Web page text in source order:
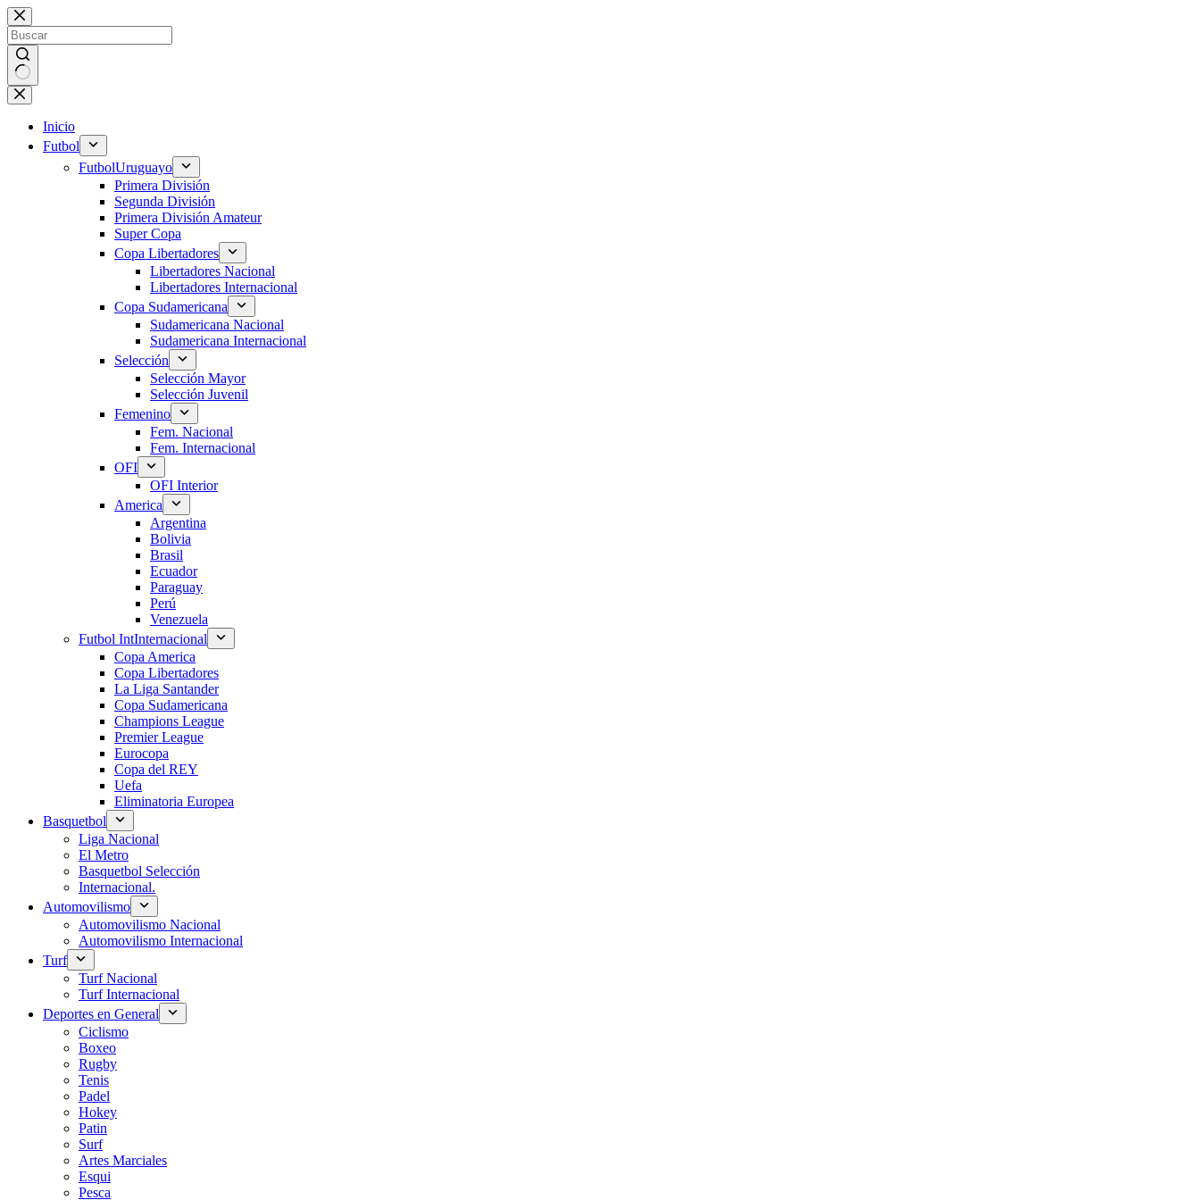
Saltar
al
contenido
Sin
resultados
Inicio
Futbol
FutbolUruguayo
Primera División
Segunda División
Primera División Amateur
Super Copa
Copa Libertadores
Libertadores Nacional
Libertadores Internacional
Copa Sudamericana
Sudamericana Nacional
Sudamericana Internacional
Selección
Selección Mayor
Selección Juvenil
Femenino
Fem. Nacional
Fem. Internacional
OFI
OFI Interior
America
Argentina
Bolivia
Brasil
Ecuador
Paraguay
Perú
Venezuela
Futbol IntInternacional
Copa America
Copa Libertadores
La Liga Santander
Copa Sudamericana
Champions League
Premier League
Eurocopa
Copa del REY
Uefa
Eliminatoria Europea
Basquetbol
Liga Nacional
El Metro
Basquetbol Selección
Internacional.
Automovilismo
Automovilismo Nacional
Automovilismo Internacional
Turf
Turf Nacional
Turf Internacional
Deportes en General
Ciclismo
Boxeo
Rugby
Tenis
Padel
Hokey
Patin
Surf
Artes Marciales
Esqui
Pesca